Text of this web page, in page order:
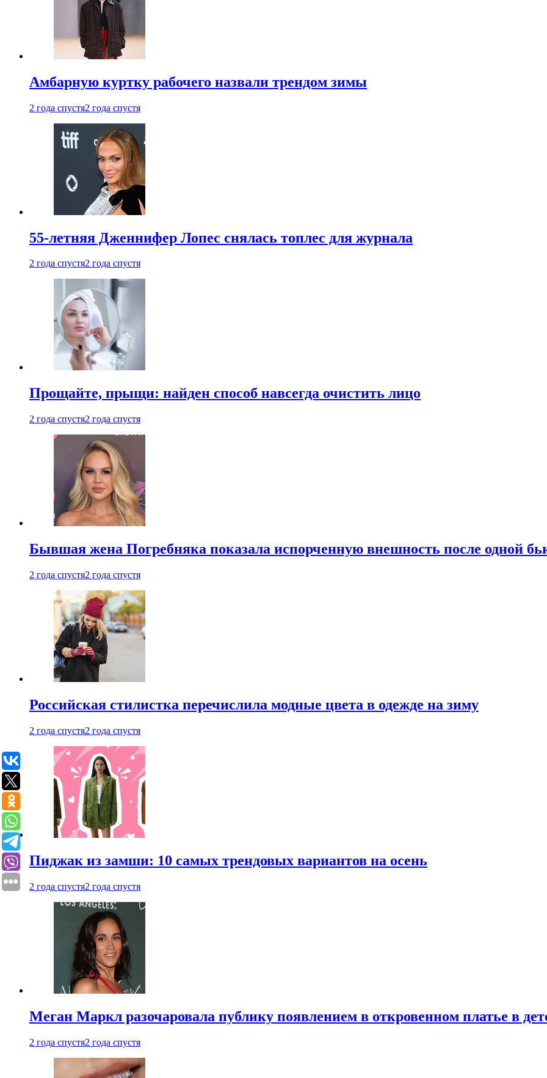
Амбарную куртку рабочего назвали трендом зимы
2 года спустя2 года спустя
55-летняя Дженнифер Лопес снялась топлес для журнала
2 года спустя2 года спустя
Прощайте, прыщи: найден способ навсегда очистить лицо
2 года спустя2 года спустя
Бывшая жена Погребняка показала испорченную внешность после одной
2 года спустя2 года спустя
Российская стилистка перечислила модные цвета в одежде на зиму
2 года спустя2 года спустя
Пиджак из замши: 10 самых трендовых вариантов на осень
2 года спустя2 года спустя
Меган Маркл разочаровала публику появлением в откровенном платье в
2 года спустя2 года спустя